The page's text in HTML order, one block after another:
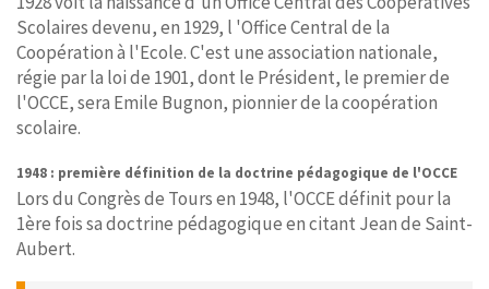
Scolaires devenu, en 1929, l 'Office Central de la
Coopération à l'Ecole. C'est une association nationale,
régie par la loi de 1901, dont le Président, le premier de
l'OCCE, sera Emile Bugnon, pionnier de la coopération
scolaire.
1948 : première définition de la doctrine pédagogique de l'OCCE
Lors du Congrès de Tours en 1948, l'OCCE définit pour la
1ère fois sa doctrine pédagogique en citant Jean de Saint-
Aubert.